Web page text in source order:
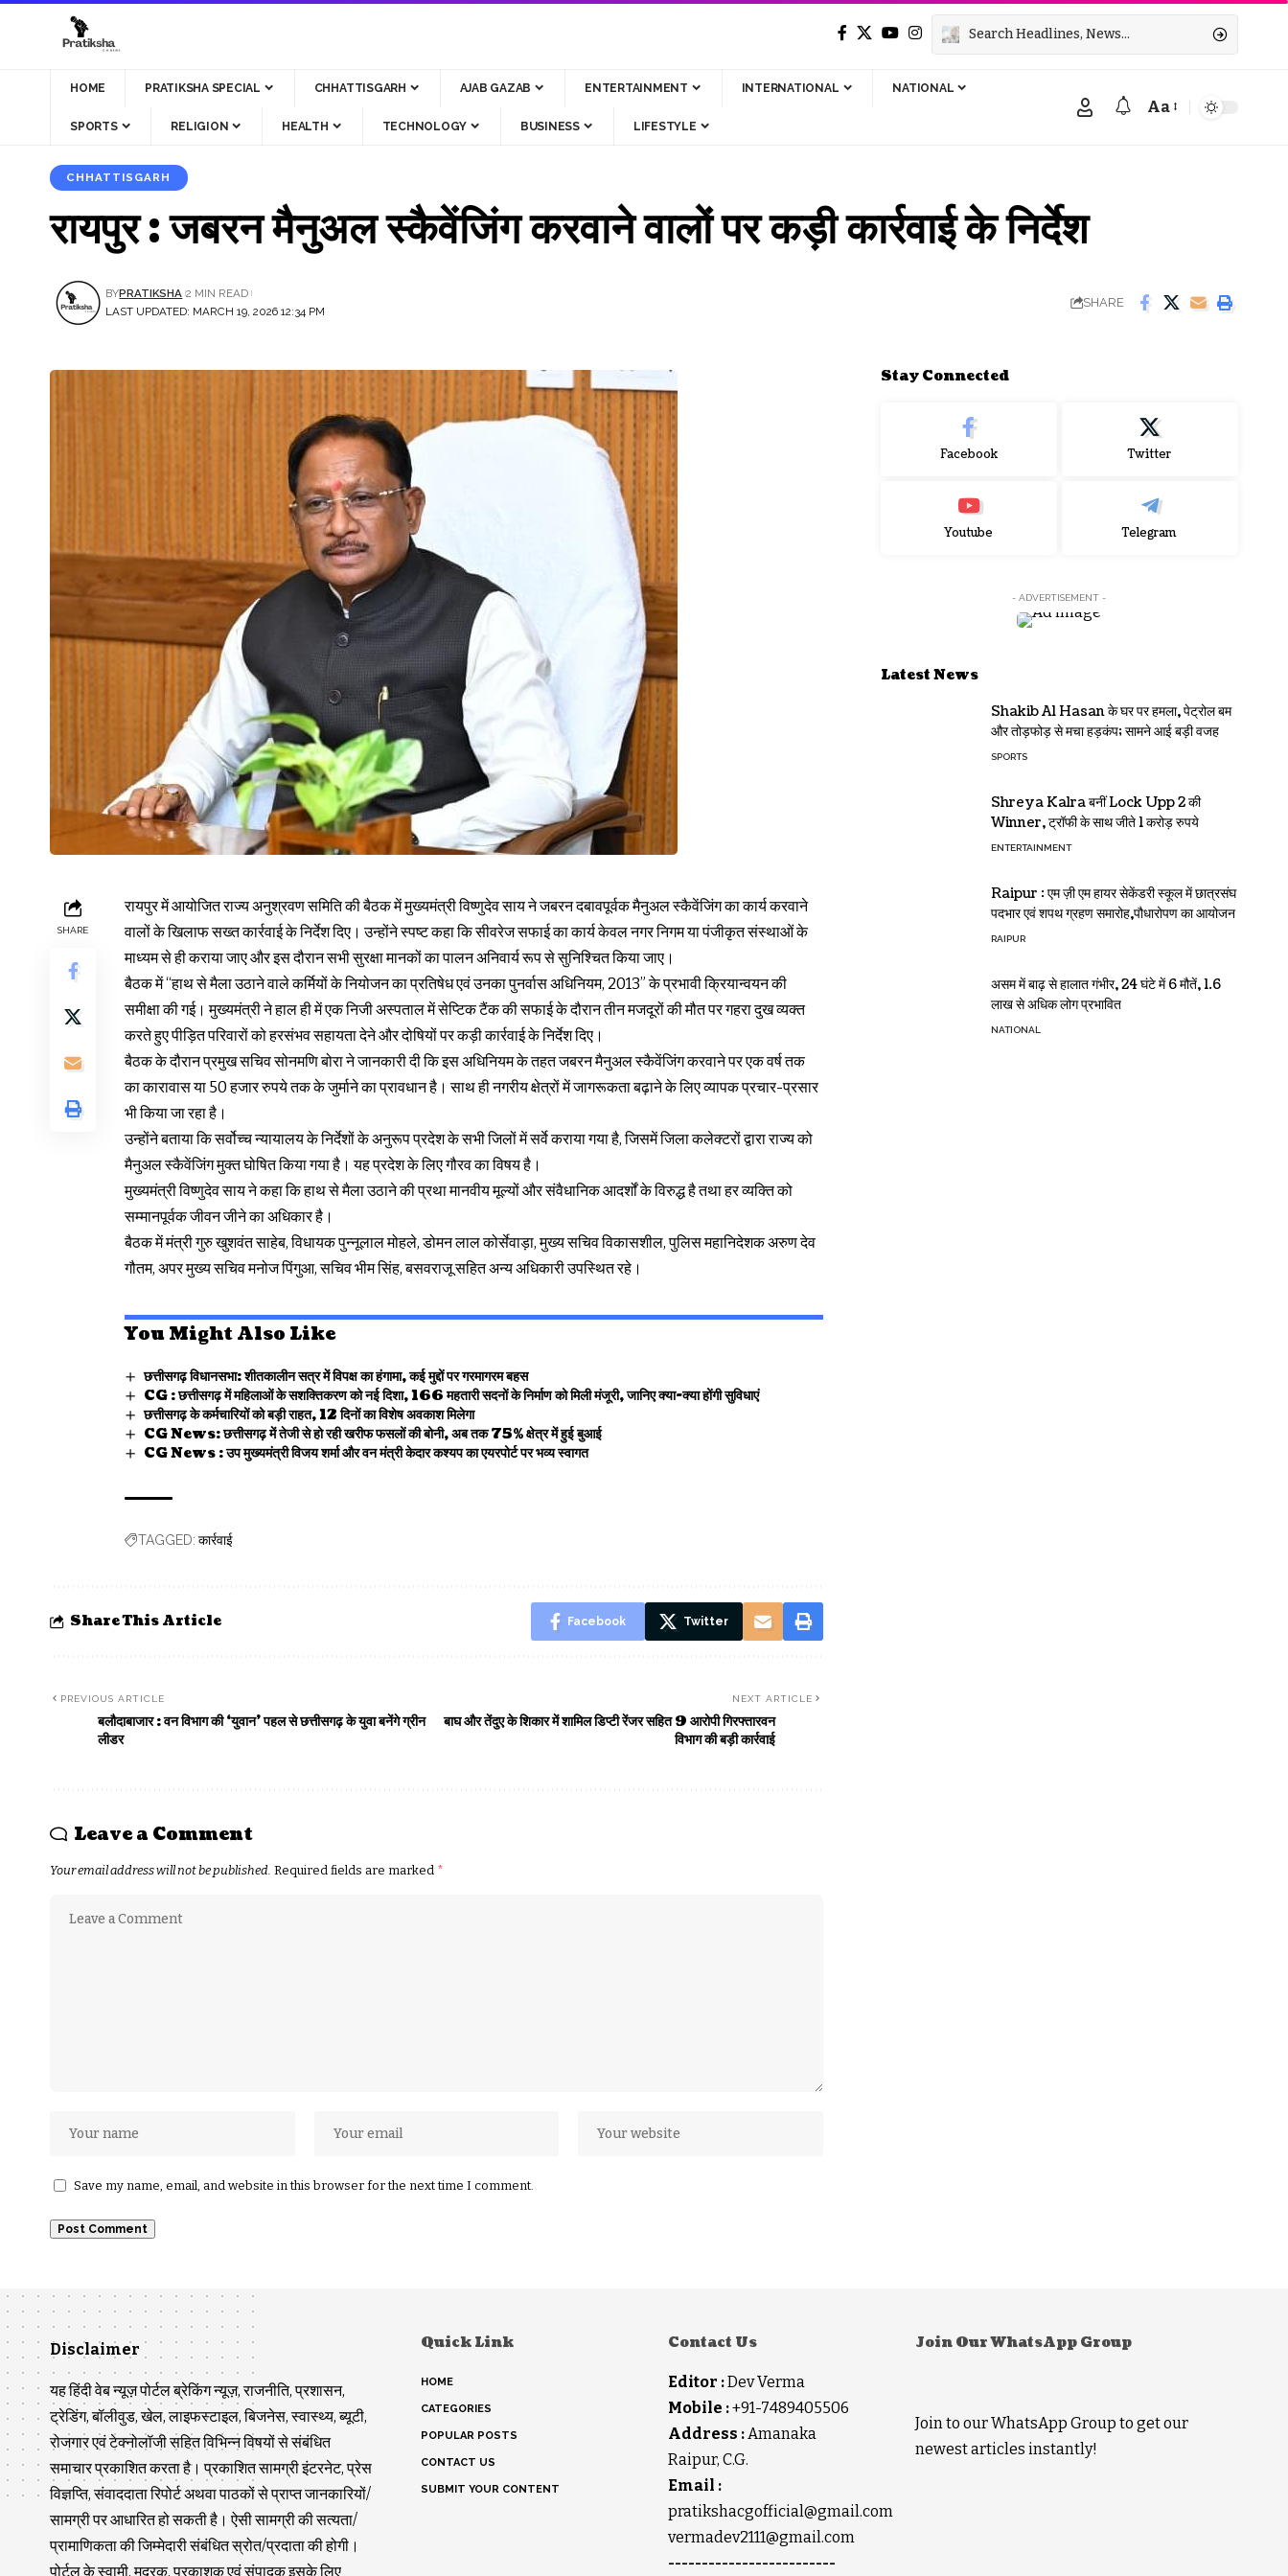
HOME PRATIKSHA SPECIAL CHHATTISGARH AJAB GAZAB ENTERTAINMENT INTERNATIONAL NATIONAL
SPORTS RELIGION HEALTH TECHNOLOGY BUSINESS LIFESTYLE
Aa
CHHATTISGARH
रायपुर : जबरन मैनुअल स्कैवेंजिंग करवाने वालों पर कड़ी कार्रवाई के निर्देश
LAST UPDATED: MARCH 19, 2026 12:34 PM
BYPRATIKSHA 2 MIN READ
SHARE
SHARE
रायपुर में आयोजित राज्य अनुश्रवण समिति की बैठक में मुख्यमंत्री विष्णुदेव साय ने जबरन दबावपूर्वक मैनुअल स्कैवेंजिंग का कार्य करवाने
वालों के खिलाफ सख्त कार्रवाई के निर्देश दिए। उन्होंने स्पष्ट कहा कि सीवरेज सफाई का कार्य केवल नगर निगम या पंजीकृत संस्थाओं के
माध्यम से ही कराया जाए और इस दौरान सभी सुरक्षा मानकों का पालन अनिवार्य रूप से सुनिश्चित किया जाए।
बैठक में “हाथ से मैला उठाने वाले कर्मियों के नियोजन का प्रतिषेध एवं उनका पुनर्वास अधिनियम, 2013” के प्रभावी क्रियान्वयन की
समीक्षा की गई। मुख्यमंत्री ने हाल ही में एक निजी अस्पताल में सेप्टिक टैंक की सफाई के दौरान तीन मजदूरों की मौत पर गहरा दुख व्यक्त
करते हुए पीड़ित परिवारों को हरसंभव सहायता देने और दोषियों पर कड़ी कार्रवाई के निर्देश दिए।
बैठक के दौरान प्रमुख सचिव सोनमणि बोरा ने जानकारी दी कि इस अधिनियम के तहत जबरन मैनुअल स्कैवेंजिंग करवाने पर एक वर्ष तक
का कारावास या 50 हजार रुपये तक के जुर्माने का प्रावधान है। साथ ही नगरीय क्षेत्रों में जागरूकता बढ़ाने के लिए व्यापक प्रचार-प्रसार
भी किया जा रहा है।
उन्होंने बताया कि सर्वोच्च न्यायालय के निर्देशों के अनुरूप प्रदेश के सभी जिलों में सर्वे कराया गया है, जिसमें जिला कलेक्टरों द्वारा राज्य को
मैनुअल स्कैवेंजिंग मुक्त घोषित किया गया है। यह प्रदेश के लिए गौरव का विषय है।
मुख्यमंत्री विष्णुदेव साय ने कहा कि हाथ से मैला उठाने की प्रथा मानवीय मूल्यों और संवैधानिक आदर्शों के विरुद्ध है तथा हर व्यक्ति को
सम्मानपूर्वक जीवन जीने का अधिकार है।
बैठक में मंत्री गुरु खुशवंत साहेब, विधायक पुन्नूलाल मोहले, डोमन लाल कोर्सेवाड़ा, मुख्य सचिव विकासशील, पुलिस महानिदेशक अरुण देव
गौतम, अपर मुख्य सचिव मनोज पिंगुआ, सचिव भीम सिंह, बसवराजू सहित अन्य अधिकारी उपस्थित रहे।
You Might Also Like
छत्तीसगढ़ विधानसभा: शीतकालीन सत्र में विपक्ष का हंगामा, कई मुद्दों पर गरमागरम बहस
CG : छत्तीसगढ़ में महिलाओं के सशक्तिकरण को नई दिशा, 166 महतारी सदनों के निर्माण को मिली मंजूरी, जानिए क्या-क्या होंगी सुविधाएं
छत्तीसगढ़ के कर्मचारियों को बड़ी राहत, 12 दिनों का विशेष अवकाश मिलेगा
CG News: छत्तीसगढ़ में तेजी से हो रही खरीफ फसलों की बोनी, अब तक 75% क्षेत्र में हुई बुआई
CG News : उप मुख्यमंत्री विजय शर्मा और वन मंत्री केदार कश्यप का एयरपोर्ट पर भव्य स्वागत
TAGGED: कार्रवाई
Share This Article Facebook Twitter
PREVIOUS ARTICLE
बलौदाबाजार : वन विभाग की ‘युवान’ पहल से छत्तीसगढ़ के युवा बनेंगे ग्रीन
लीडर
NEXT ARTICLE
बाघ और तेंदुए के शिकार में शामिल डिप्टी रेंजर सहित 9 आरोपी गिरफ्तारवन
विभाग की बड़ी कार्रवाई
Leave a Comment
Your email address will not be published. Required fields are marked *
Save my name, email, and website in this browser for the next time I comment.
Stay Connected
Facebook Twitter
Youtube Telegram
- ADVERTISEMENT -
Latest News
Shakib Al Hasan के घर पर हमला, पेट्रोल बम
और तोड़फोड़ से मचा हड़कंप; सामने आई बड़ी वजह
SPORTS
Shreya Kalra बनीं Lock Upp 2 की
Winner, ट्रॉफी के साथ जीते 1 करोड़ रुपये
ENTERTAINMENT
Raipur : एम ज़ी एम हायर सेकेंडरी स्कूल में छात्रसंघ
पदभार एवं शपथ ग्रहण समारोह,पौधारोपण का आयोजन
RAIPUR
असम में बाढ़ से हालात गंभीर, 24 घंटे में 6 मौतें, 1.6
लाख से अधिक लोग प्रभावित
NATIONAL
Disclaimer
यह हिंदी वेब न्यूज़ पोर्टल ब्रेकिंग न्यूज़, राजनीति, प्रशासन,
ट्रेडिंग, बॉलीवुड, खेल, लाइफस्टाइल, बिजनेस, स्वास्थ्य, ब्यूटी,
रोजगार एवं टेक्नोलॉजी सहित विभिन्न विषयों से संबंधित
समाचार प्रकाशित करता है। प्रकाशित सामग्री इंटरनेट, प्रेस
विज्ञप्ति, संवाददाता रिपोर्ट अथवा पाठकों से प्राप्त जानकारियों/
सामग्री पर आधारित हो सकती है। ऐसी सामग्री की सत्यता/
प्रामाणिकता की जिम्मेदारी संबंधित स्रोत/प्रदाता की होगी।
पोर्टल के स्वामी, मुद्रक, प्रकाशक एवं संपादक इसके लिए
Quick Link
HOME
CATEGORIES
POPULAR POSTS
CONTACT US
SUBMIT YOUR CONTENT
Contact Us
Editor :Dev Verma
Mobile :+91-7489405506
Address :Amanaka
Raipur, C.G.
Email :
pratikshacgofficial@gmail.com
vermadev2111@gmail.com
-------------------------
Join Our WhatsApp Group
Join to our WhatsApp Group to get our
newest articles instantly!